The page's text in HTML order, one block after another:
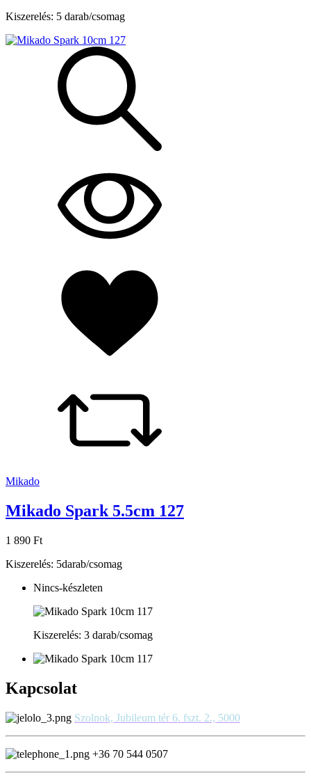
Kiszerelés: 5 darab/csomag
Mikado
Mikado Spark 5.5cm 127
1 890 Ft
Kiszerelés: 5darab/csomag
Nincs-készleten
Kiszerelés: 3 darab/csomag
Kapcsolat
Szolnok, Jubileum tér 6. fszt. 2., 5000
+36 70 544 0507